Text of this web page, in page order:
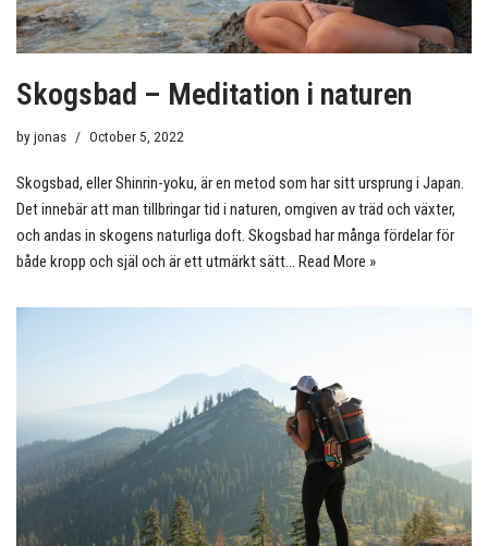
Skogsbad – Meditation i naturen
byjonas October 5, 2022
Skogsbad, eller Shinrin-yoku, är en metod som har sitt ursprung i Japan.
Det innebär att man tillbringar tid i naturen, omgiven av träd och växter,
och andas in skogens naturliga doft. Skogsbad har många fördelar för
både kropp och själ och är ett utmärkt sätt… Read More »